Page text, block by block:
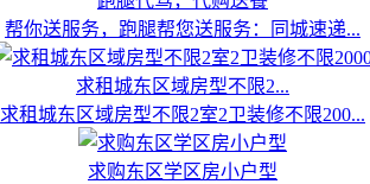
帮你送服务，跑腿帮您送服务：同城速递...
求租城东区域房型不限2...
求租城东区域房型不限2室2卫装修不限200...
求购东区学区房小户型